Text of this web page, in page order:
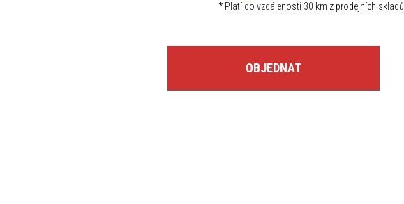
*Platí do vzdálenosti 30 km z prodejních skladů.
OBJEDNAT